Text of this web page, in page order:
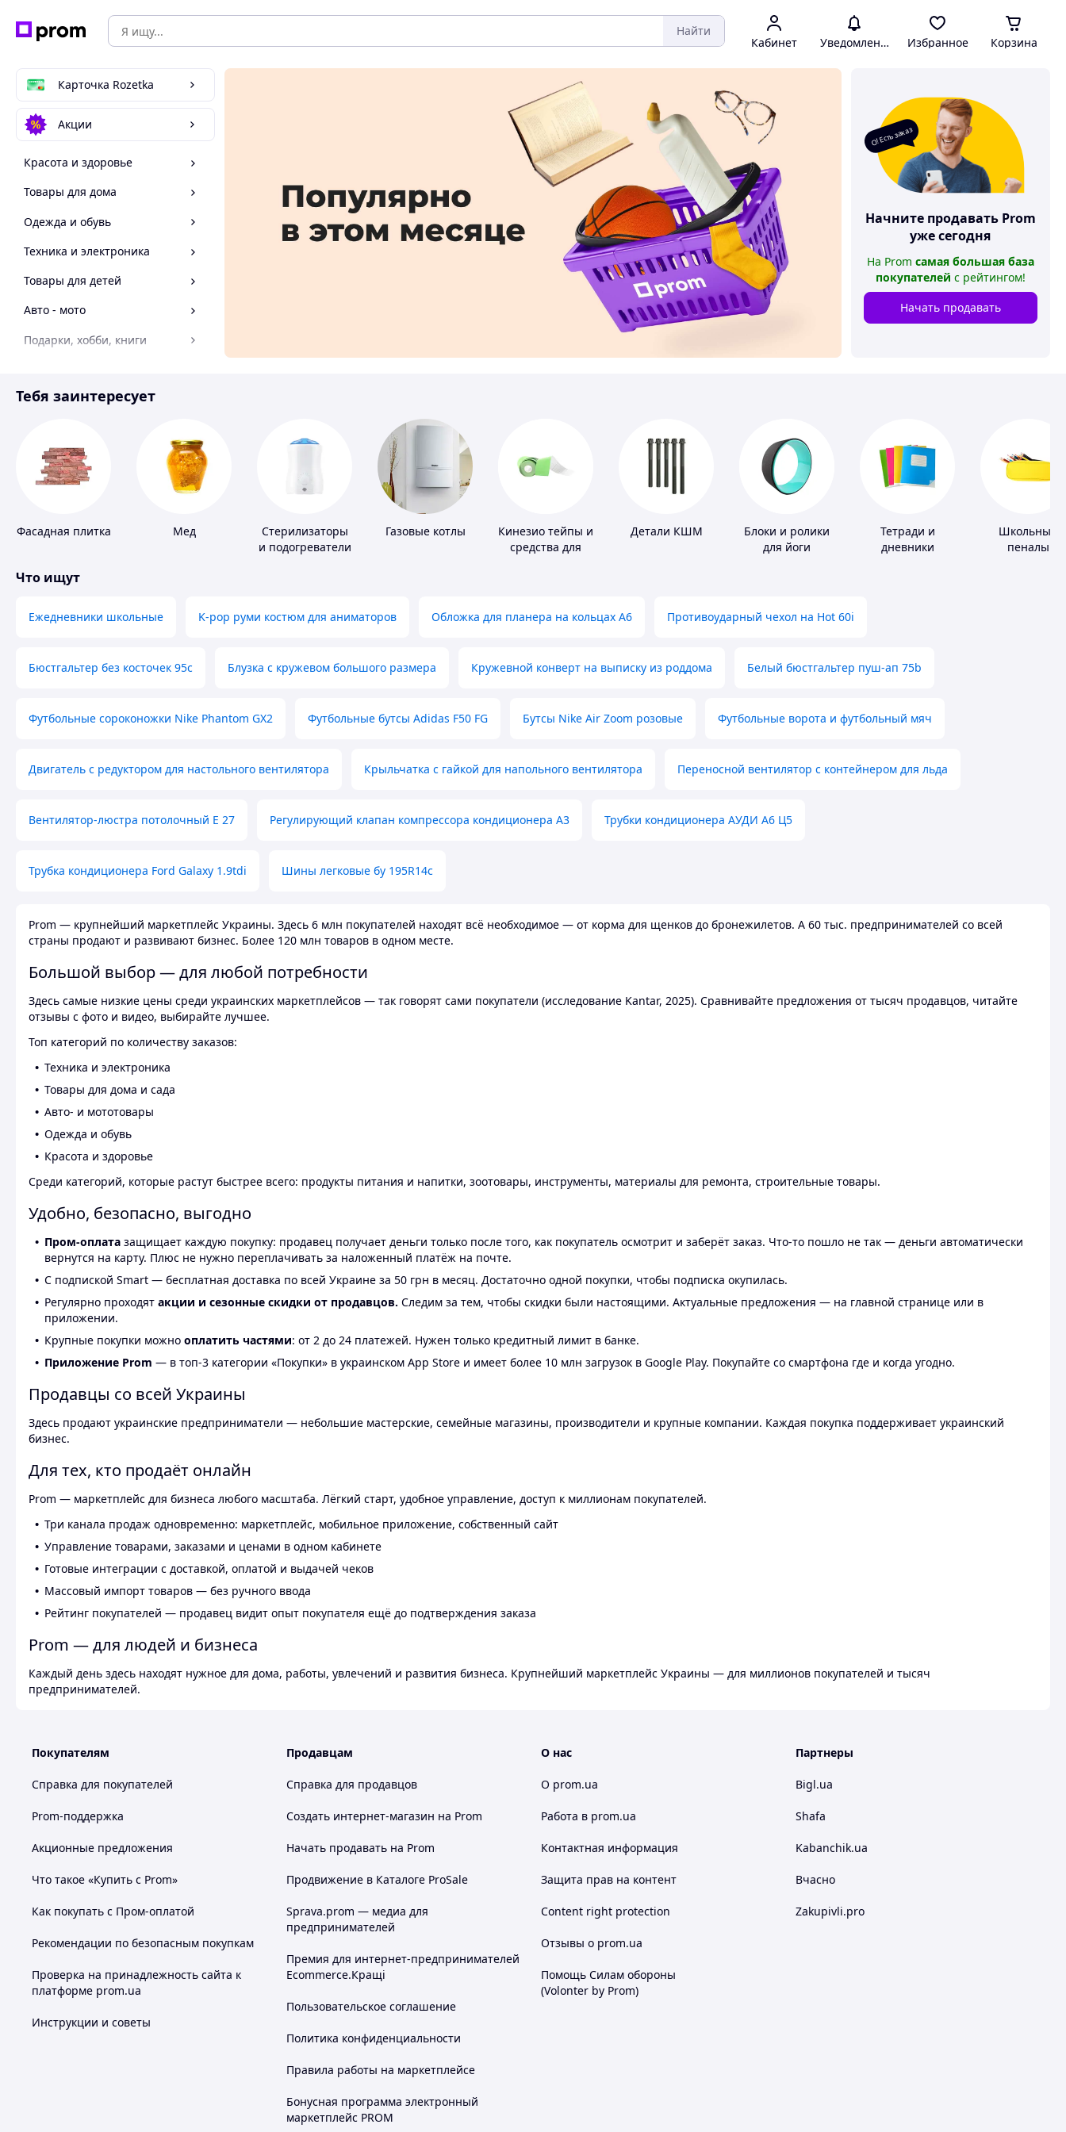
Найти
Кабинет Уведомления Избранное Корзина
Карточка Rozetka
Акции
Красота и здоровье
Товары для дома
Одежда и обувь
Техника и электроника
Товары для детей
Авто - мото
Подарки, хобби, книги
Материалы для ремонта
О! Есть заказ
Начните продавать Prom
уже сегодня
На Prom самая большая база
покупателей с рейтингом!
Начать продавать
Тебя заинтересует
Фасадная плитка Мед
Стерилизаторы
и подогреватели
Газовые котлы
Кинезио тейпы и
средства для
Детали КШМ
Блоки и ролики
для йоги
Тетради и
дневники
Школьные
пеналы
Что ищут
Ежедневники школьные K-pop руми костюм для аниматоров Обложка для планера на кольцах А6 Противоударный чехол на Hot 60i
Бюстгальтер без косточек 95с Блузка с кружевом большого размера Кружевной конверт на выписку из роддома Белый бюстгальтер пуш-ап 75b
Футбольные сороконожки Nike Phantom GX2 Футбольные бутсы Adidas F50 FG Бутсы Nike Air Zoom розовые Футбольные ворота и футбольный мяч
Двигатель с редуктором для настольного вентилятора Крыльчатка с гайкой для напольного вентилятора Переносной вентилятор с контейнером для льда
Вентилятор-люстра потолочный E 27 Регулирующий клапан компрессора кондиционера А3 Трубки кондиционера АУДИ А6 Ц5
Трубка кондиционера Ford Galaxy 1.9tdi Шины легковые бу 195R14c
Prom — крупнейший маркетплейс Украины. Здесь 6 млн покупателей находят всё необходимое — от корма для щенков до бронежилетов. А 60 тыс. предпринимателей со всей
страны продают и развивают бизнес. Более 120 млн товаров в одном месте.
Большой выбор — для любой потребности
Здесь самые низкие цены среди украинских маркетплейсов — так говорят сами покупатели (исследование Kantar, 2025). Сравнивайте предложения от тысяч продавцов, читайте
отзывы с фото и видео, выбирайте лучшее.
Топ категорий по количеству заказов:
Техника и электроника
Товары для дома и сада
Авто- и мототовары
Одежда и обувь
Красота и здоровье
Среди категорий, которые растут быстрее всего: продукты питания и напитки, зоотовары, инструменты, материалы для ремонта, строительные товары.
Удобно, безопасно, выгодно
Пром-оплата защищает каждую покупку: продавец получает деньги только после того, как покупатель осмотрит и заберёт заказ. Что-то пошло не так — деньги автоматически
вернутся на карту. Плюс не нужно переплачивать за наложенный платёж на почте.
С подпиской Smart — бесплатная доставка по всей Украине за 50 грн в месяц. Достаточно одной покупки, чтобы подписка окупилась.
Регулярно проходят акции и сезонные скидки от продавцов. Следим за тем, чтобы скидки были настоящими. Актуальные предложения — на главной странице или в
приложении.
Крупные покупки можно оплатить частями: от 2 до 24 платежей. Нужен только кредитный лимит в банке.
Приложение Prom — в топ-3 категории «Покупки» в украинском App Store и имеет более 10 млн загрузок в Google Play. Покупайте со смартфона где и когда угодно.
Продавцы со всей Украины
Здесь продают украинские предприниматели — небольшие мастерские, семейные магазины, производители и крупные компании. Каждая покупка поддерживает украинский
бизнес.
Для тех, кто продаёт онлайн
Prom — маркетплейс для бизнеса любого масштаба. Лёгкий старт, удобное управление, доступ к миллионам покупателей.
Три канала продаж одновременно: маркетплейс, мобильное приложение, собственный сайт
Управление товарами, заказами и ценами в одном кабинете
Готовые интеграции с доставкой, оплатой и выдачей чеков
Массовый импорт товаров — без ручного ввода
Рейтинг покупателей — продавец видит опыт покупателя ещё до подтверждения заказа
Prom — для людей и бизнеса
Каждый день здесь находят нужное для дома, работы, увлечений и развития бизнеса. Крупнейший маркетплейс Украины — для миллионов покупателей и тысяч
предпринимателей.
Покупателям
Справка для покупателей
Prom-поддержка
Акционные предложения
Что такое «Купить с Prom»
Как покупать с Пром-оплатой
Рекомендации по безопасным покупкам
Проверка на принадлежность сайта к
платформе prom.ua
Инструкции и советы
Продавцам
Справка для продавцов
Создать интернет-магазин на Prom
Начать продавать на Prom
Продвижение в Каталоге ProSale
Sprava.prom — медиа для
предпринимателей
Премия для интернет-предпринимателей
Ecommerce.Кращі
Пользовательское соглашение
Политика конфиденциальности
Правила работы на маркетплейсе
Бонусная программа электронный
маркетплейс PROM
О нас
О prom.ua
Работа в prom.ua
Контактная информация
Защита прав на контент
Content right protection
Отзывы о prom.ua
Помощь Силам обороны
(Volonter by Prom)
Партнеры
Bigl.ua
Shafa
Kabanchik.ua
Вчасно
Zakupivli.pro